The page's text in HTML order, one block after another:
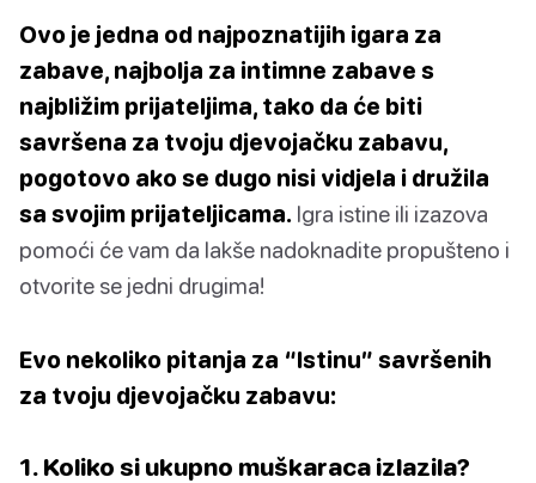
Ovo je jedna od najpoznatijih igara za
zabave, najbolja za intimne zabave s
najbližim prijateljima, tako da će biti
savršena za tvoju djevojačku zabavu,
pogotovo ako se dugo nisi vidjela i družila
sa svojim prijateljicama. Igra istine ili izazova
pomoći će vam da lakše nadoknadite propušteno i
otvorite se jedni drugima!
Evo nekoliko pitanja za “Istinu” savršenih
za tvoju djevojačku zabavu:
1. Koliko si ukupno muškaraca izlazila?